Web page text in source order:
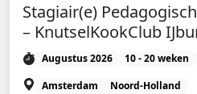
Stagiair(e)
– KnutselKookClub
Augustus 2026 10 - 20 weken
Amsterdam
Noord-Holland